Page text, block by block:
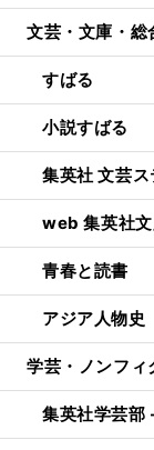
文芸・文庫・総
すばる
小説すばる
集英社 文芸
web 集英社
青春と読書
アジア人物史
学芸・ノンフィ
集英社学芸部